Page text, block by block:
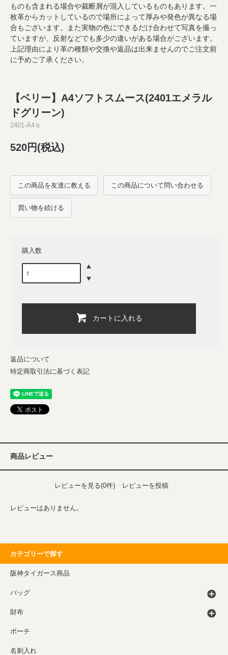
ものも含まれる場合や裁断屑が混入しているものもあります。一
枚革からカットしているので場所によって厚みや発色が異なる場
合もございます。また実物の色にできるだけ合わせて写真を撮っ
ていますが、反射などでも多少の違いがある場合がございます。
上記理由により革の種類や交換や返品は出来ませんのでご注文前
に予めご了承ください。
【ベリー】A4ソフトスムース(2401エメラル
ドグリーン)
2401-A4ｂ
520円(税込)
この商品を友達に教える この商品について問い合わせる
買い物を続ける
購入数
カートに入れる
返品について
特定商取引法に基づく表記
商品レビュー
レビューを見る(0件) レビューを投稿
レビューはありません。
カテゴリーで探す
阪神タイガース商品
バッグ
財布
ポーチ
名刺入れ